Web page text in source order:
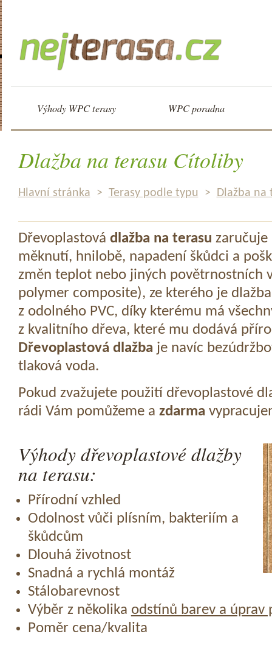
Výhody WPC terasy WPC poradna
Dlažba na terasu Cítoliby
Hlavní stránka > Terasy podle typu > Dlažba na
Dřevoplastová dlažba na terasu zaručuje
měknutí, hnilobě, napadení škůdci a
změn teplot nebo jiných povětrnostních
polymer composite), ze kterého je
z odolného PVC, díky kterému má
z kvalitního dřeva, které mu dodává
Dřevoplastová dlažba je navíc
tlaková voda.
Pokud zvažujete použití dřevoplastové
rádi Vám pomůžeme a zdarma
Výhody dřevoplastové dlažby
na terasu:
Přírodní vzhled
Odolnost vůči plísním, bakteriím a
škůdcům
Dlouhá životnost
Snadná a rychlá montáž
Stálobarevnost
Výběr z několika odstínů barev a úprav
Poměr cena/kvalita